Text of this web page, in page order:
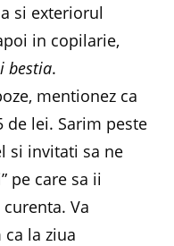
si exteriorul
in copilarie,
bestia.
mentionez ca
lei. Sarim peste
si invitati sa ne
pe care sa ii
Va
la ziua